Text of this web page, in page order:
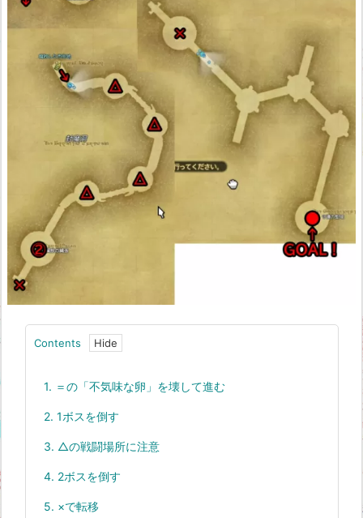
Contents
1. ＝の「不気味な卵」を壊して進む
2. 1ボスを倒す
3. △の戦闘場所に注意
4. 2ボスを倒す
5. ×で転移